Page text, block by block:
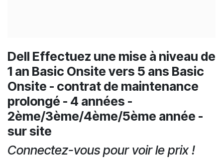
Dell Effectuez une mise à niveau de
1 an Basic Onsite vers 5 ans Basic
Onsite - contrat de maintenance
prolongé - 4 années -
2ème/3ème/4ème/5ème année -
sur site
Connectez-vous pour voir le prix !